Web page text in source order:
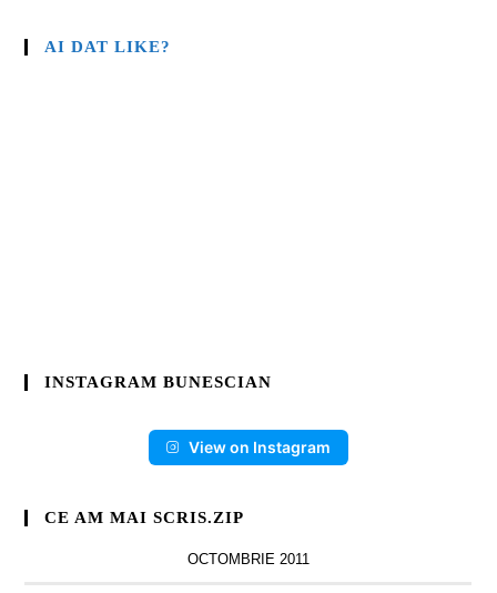
AI DAT LIKE?
INSTAGRAM BUNESCIAN
View on Instagram
CE AM MAI SCRIS.ZIP
OCTOMBRIE 2011